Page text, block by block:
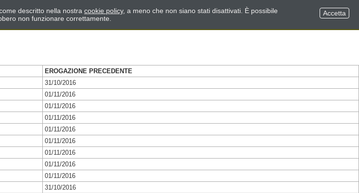
EROGAZIONE PRECEDENTE
31/10/2016
01/11/2016
01/11/2016
01/11/2016
01/11/2016
01/11/2016
01/11/2016
01/11/2016
01/11/2016
31/10/2016
descritto nella nostra cookie policy, a meno che non siano stati disattivati. È possibile
non funzionare correttamente.
Accetta